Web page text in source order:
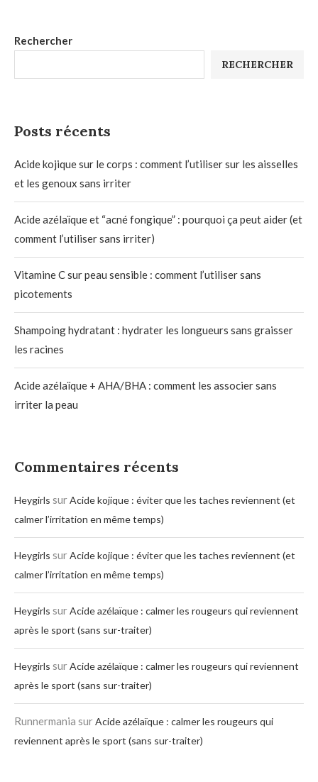
Rechercher
RECHERCHER
Posts récents
Acide kojique sur le corps : comment l’utiliser sur les aisselles
et les genoux sans irriter
Acide azélaïque et “acné fongique” : pourquoi ça peut aider (et
comment l’utiliser sans irriter)
Vitamine C sur peau sensible : comment l’utiliser sans
picotements
Shampoing hydratant : hydrater les longueurs sans graisser
les racines
Acide azélaïque + AHA/BHA : comment les associer sans
irriter la peau
Commentaires récents
Heygirls surAcide kojique : éviter que les taches reviennent (et
calmer l’irritation en même temps)
Heygirls surAcide kojique : éviter que les taches reviennent (et
calmer l’irritation en même temps)
Heygirls surAcide azélaïque : calmer les rougeurs qui reviennent
après le sport (sans sur-traiter)
Heygirls surAcide azélaïque : calmer les rougeurs qui reviennent
après le sport (sans sur-traiter)
Runnermania surAcide azélaïque : calmer les rougeurs qui
reviennent après le sport (sans sur-traiter)